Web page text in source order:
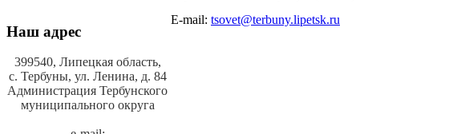
Наш адрес
399540, Липецкая область,
с. Тербуны, ул. Ленина, д. 84
Администрация Тербунского
муниципального округа
E-mail: tsovet@terbuny.lipetsk.ru